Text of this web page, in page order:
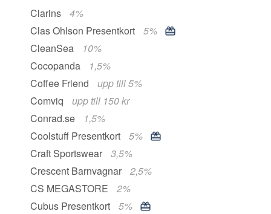
Clarins
4%
Clas Ohlson Presentkort
5%
CleanSea
10%
Cocopanda
1,5%
Coffee Friend
upp till 5%
Comviq
upp till 150 kr
Conrad.se
1,5%
Coolstuff Presentkort
5%
Craft Sportswear
3,5%
Crescent Barnvagnar
2,5%
CS MEGASTORE
2%
Cubus Presentkort
5%